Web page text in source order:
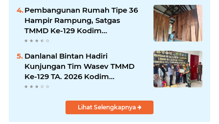
Pembangunan Rumah Tipe 36
Hampir Rampung, Satgas
TMMD Ke-129 Kodim
1807/Sorong Selatan Wujudkan
Danlanal Bintan Hadiri
Kunjungan Tim Wasev TMMD
Ke-129 TA. 2026 Kodim
0315/Tanjungpinang
Lihat Selengkapnya